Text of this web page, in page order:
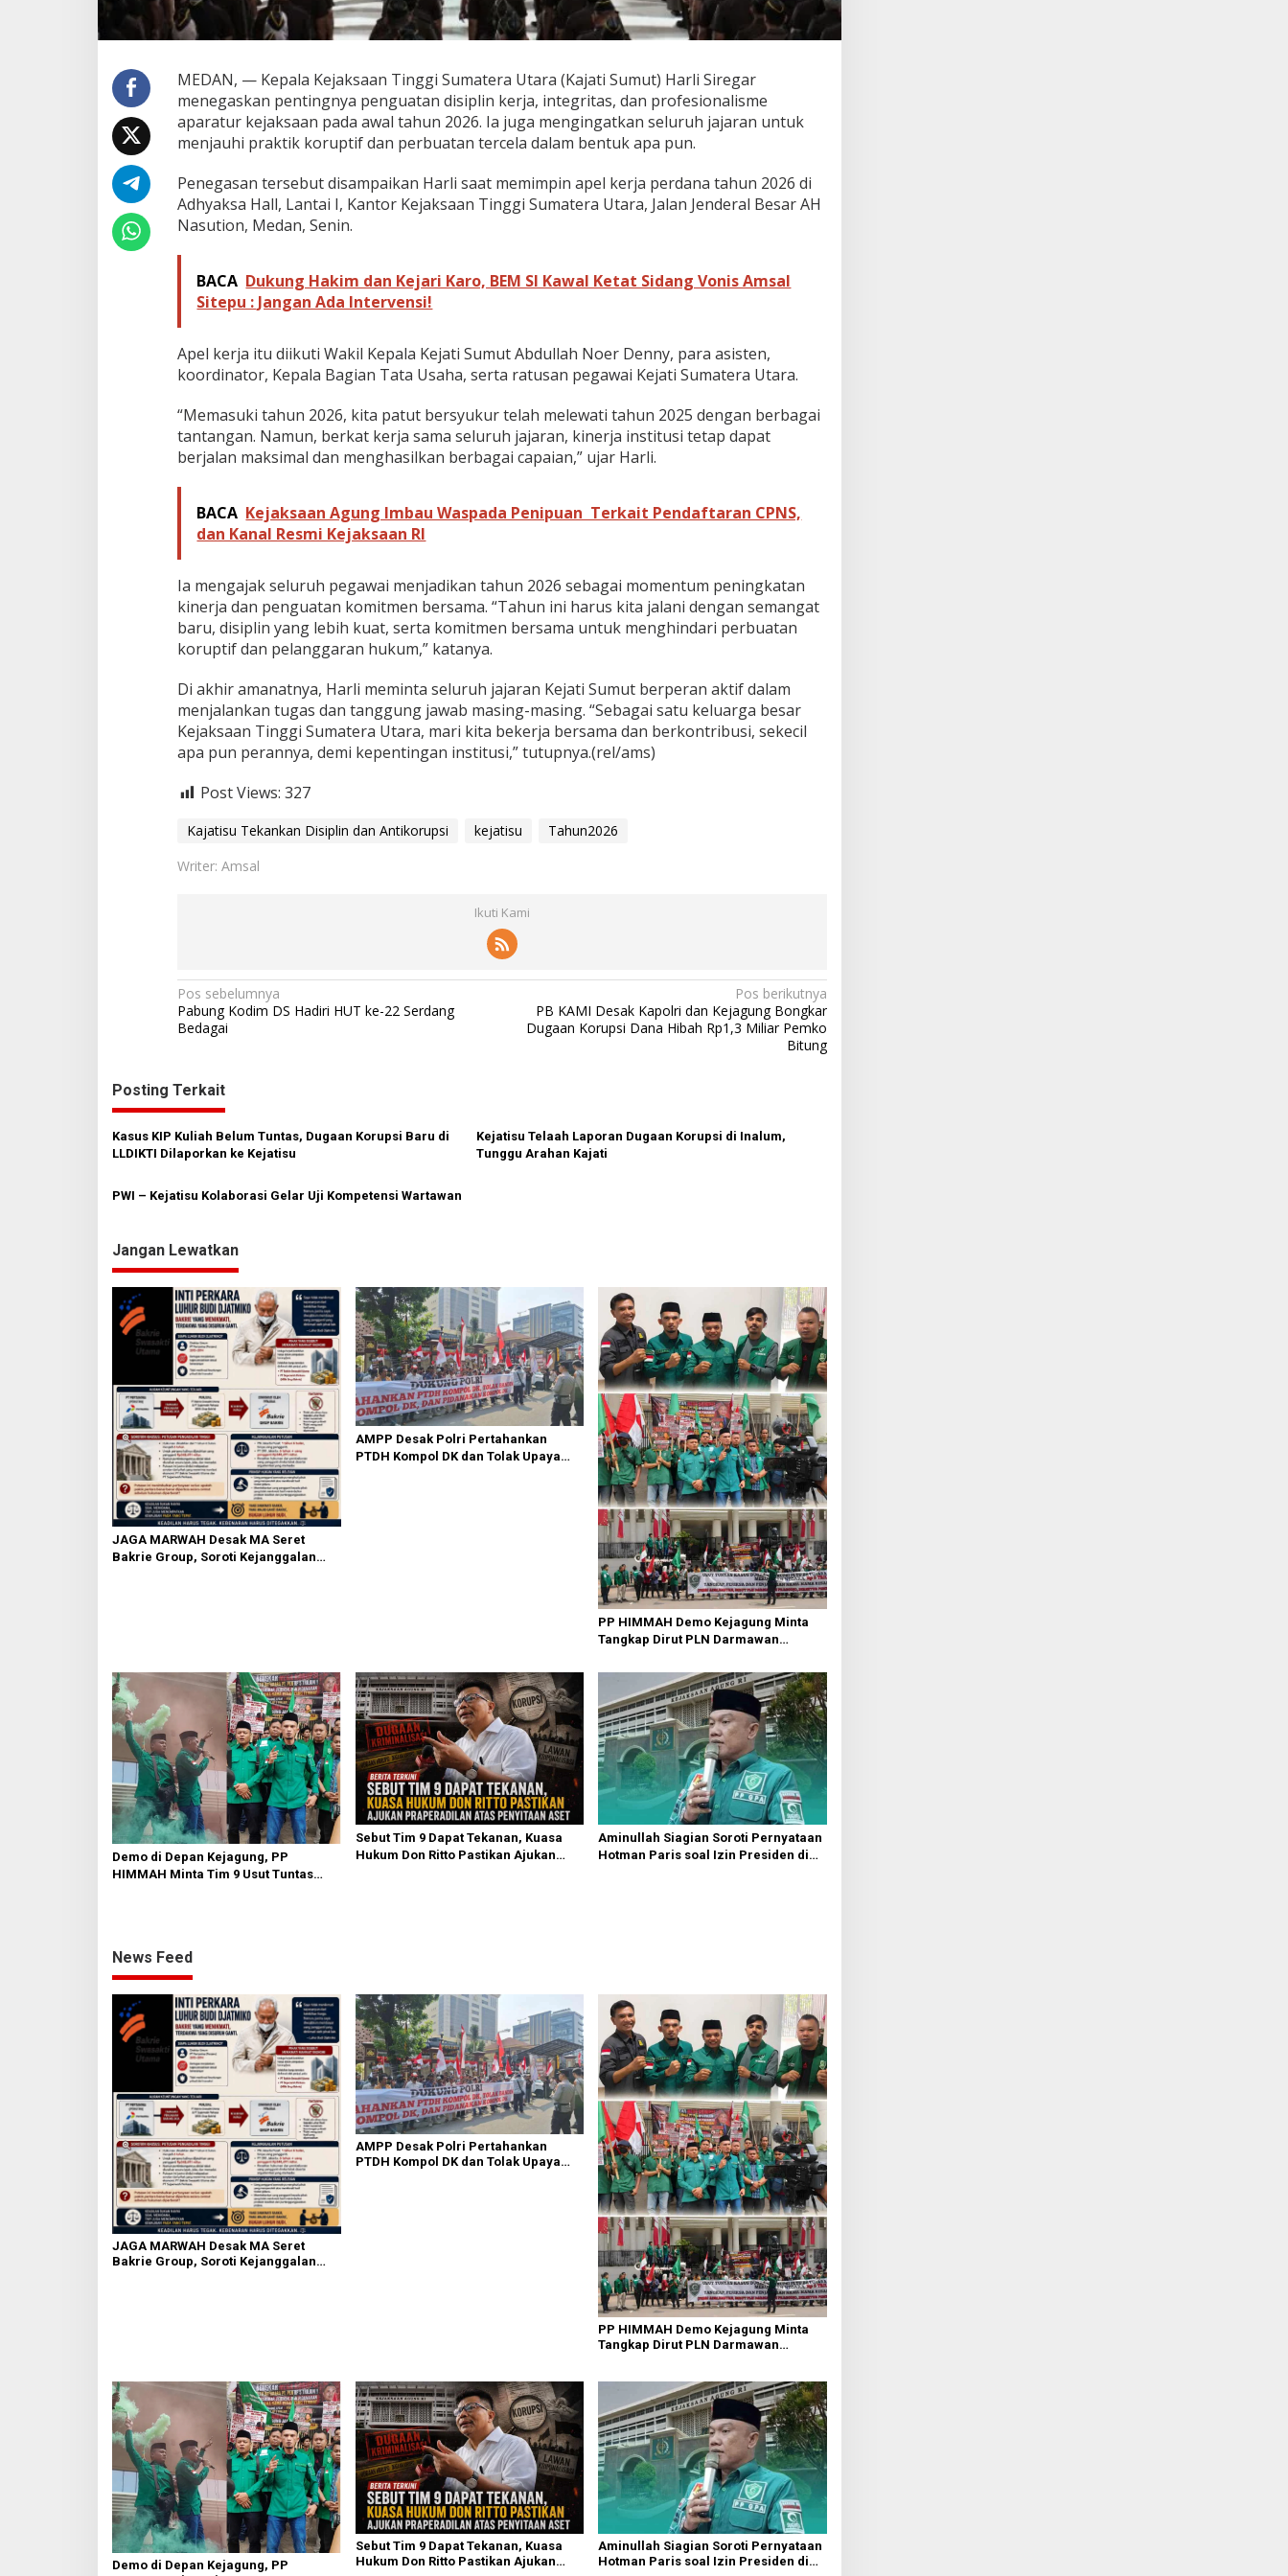
k
a
n
D
i
p
l
i
d
a
n
t
i
o
r
u
p
MEDAN, — Kepala Kejaksaan Tinggi Sumatera Utara (Kajati Sumut) Harli Siregar
menegaskan pentingnya penguatan disiplin kerja, integritas, dan profesionalisme
aparatur kejaksaan pada awal tahun 2026. Ia juga mengingatkan seluruh jajaran untuk
menjauhi praktik koruptif dan perbuatan tercela dalam bentuk apa pun.
Penegasan tersebut disampaikan Harli saat memimpin apel kerja perdana tahun 2026 di
Adhyaksa Hall, Lantai I, Kantor Kejaksaan Tinggi Sumatera Utara, Jalan Jenderal Besar AH
Nasution, Medan, Senin.
BACA Dukung Hakim dan Kejari Karo, BEM SI Kawal Ketat Sidang Vonis Amsal
Sitepu : Jangan Ada Intervensi!
Apel kerja itu diikuti Wakil Kepala Kejati Sumut Abdullah Noer Denny, para asisten,
koordinator, Kepala Bagian Tata Usaha, serta ratusan pegawai Kejati Sumatera Utara.
“Memasuki tahun 2026, kita patut bersyukur telah melewati tahun 2025 dengan berbagai
tantangan. Namun, berkat kerja sama seluruh jajaran, kinerja institusi tetap dapat
berjalan maksimal dan menghasilkan berbagai capaian,” ujar Harli.
BACA Kejaksaan Agung Imbau Waspada Penipuan Terkait Pendaftaran CPNS,
dan Kanal Resmi Kejaksaan RI
Ia mengajak seluruh pegawai menjadikan tahun 2026 sebagai momentum peningkatan
kinerja dan penguatan komitmen bersama. “Tahun ini harus kita jalani dengan semangat
baru, disiplin yang lebih kuat, serta komitmen bersama untuk menghindari perbuatan
koruptif dan pelanggaran hukum,” katanya.
Di akhir amanatnya, Harli meminta seluruh jajaran Kejati Sumut berperan aktif dalam
menjalankan tugas dan tanggung jawab masing-masing. “Sebagai satu keluarga besar
Kejaksaan Tinggi Sumatera Utara, mari kita bekerja bersama dan berkontribusi, sekecil
apa pun perannya, demi kepentingan institusi,” tutupnya.(rel/ams)
Post Views: 327
Kajatisu Tekankan Disiplin dan Antikorupsi kejatisu
Tahun2026
Writer: Amsal
Ikuti Kami
N
a
i
g
a
s
i
o
s
Pos sebelumnya
Pabung Kodim DS Hadiri HUT ke-22 Serdang
Bedagai
Pos berikutnya
PB KAMI Desak Kapolri dan Kejagung Bongkar
Dugaan Korupsi Dana Hibah Rp1,3 Miliar Pemko
Bitung
Posting Terkait
Kasus KIP Kuliah Belum Tuntas, Dugaan Korupsi Baru di
LLDIKTI Dilaporkan ke Kejatisu
Kejatisu Telaah Laporan Dugaan Korupsi di Inalum,
Tunggu Arahan Kajati
PWI – Kejatisu Kolaborasi Gelar Uji Kompetensi Wartawan
Jangan Lewatkan
JAGA MARWAH Desak MA Seret
Bakrie Group, Soroti Kejanggalan
AMPP Desak Polri Pertahankan
PTDH Kompol DK dan Tolak Upaya
PP HIMMAH Demo Kejagung Minta
Tangkap Dirut PLN Darmawan
Demo di Depan Kejagung, PP
HIMMAH Minta Tim 9 Usut Tuntas
Sebut Tim 9 Dapat Tekanan, Kuasa
Hukum Don Ritto Pastikan Ajukan
Aminullah Siagian Soroti Pernyataan
Hotman Paris soal Izin Presiden di
News Feed
JAGA MARWAH Desak MA Seret
Bakrie Group, Soroti Kejanggalan
AMPP Desak Polri Pertahankan
PTDH Kompol DK dan Tolak Upaya
PP HIMMAH Demo Kejagung Minta
Tangkap Dirut PLN Darmawan
Demo di Depan Kejagung, PP
Sebut Tim 9 Dapat Tekanan, Kuasa
Hukum Don Ritto Pastikan Ajukan
Aminullah Siagian Soroti Pernyataan
Hotman Paris soal Izin Presiden di